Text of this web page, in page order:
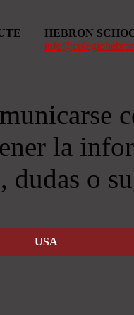
HEBRON
la
dudas o
USA